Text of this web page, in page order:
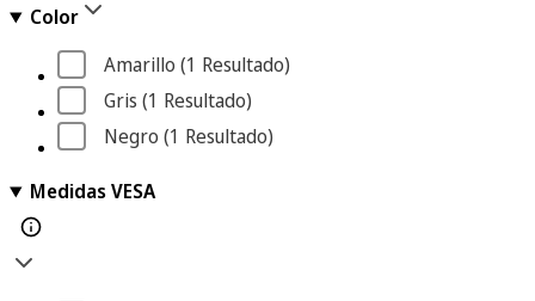
Color
Amarillo (1 Resultado)
Gris (1 Resultado)
Negro (1 Resultado)
Medidas VESA